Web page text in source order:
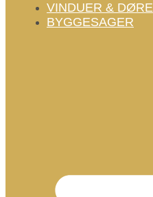
VINDUER & DØRE
BYGGESAGER